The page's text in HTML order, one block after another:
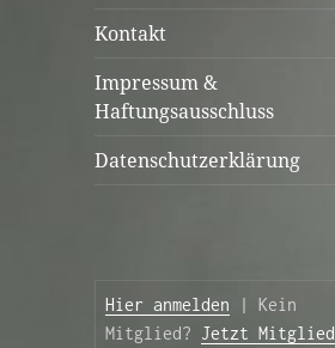
Kontakt
Impressum &
Haftungsausschluss
Datenschutzerklärung
Hier anmelden | Kein
Mitglied? Jetzt Mitglied